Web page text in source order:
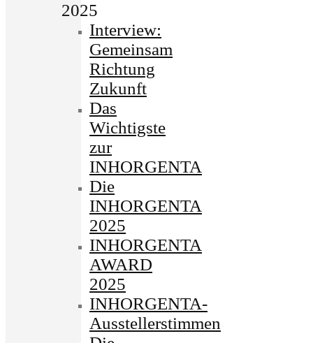
2025
Interview:
Gemeinsam
Richtung
Zukunft
Das
Wichtigste
zur
INHORGENTA
Die
INHORGENTA
2025
INHORGENTA
AWARD
2025
INHORGENTA-
Ausstellerstimmen